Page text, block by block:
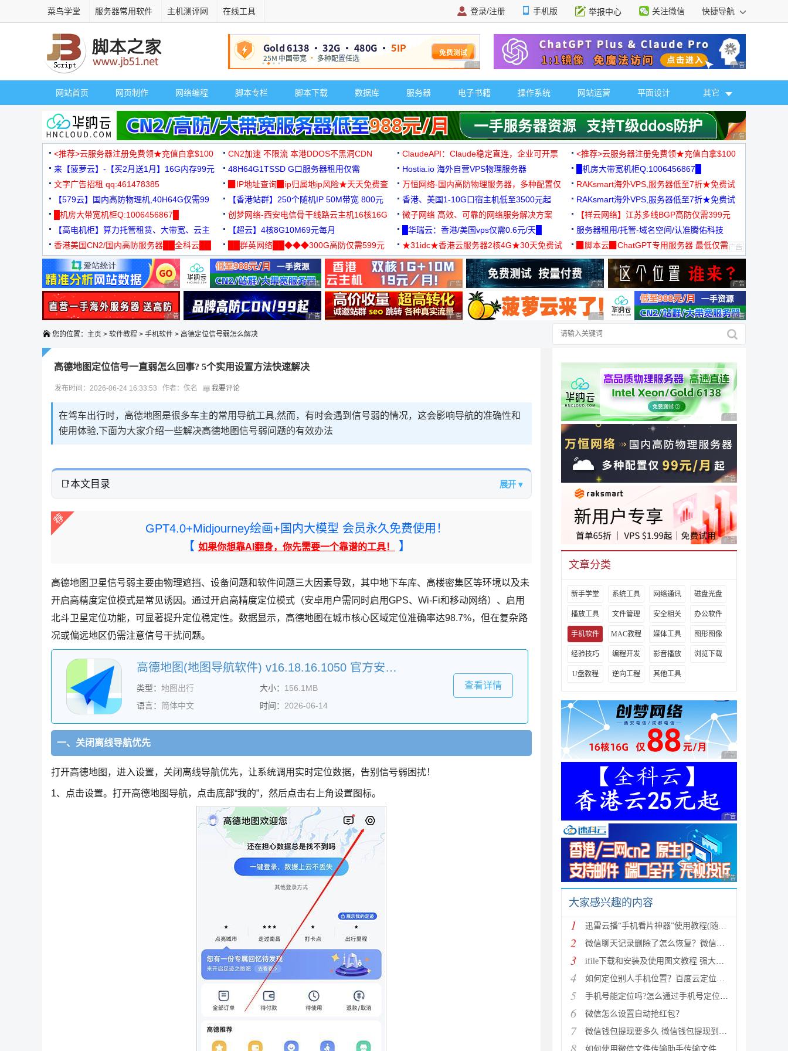
菜鸟学堂 服务器常用软件 主机测评网 在线工具 登录/注册 手机版 举报中心 关注微信 快捷导航
广告 商业广告，理性选择 广告 商业广告，理
网站首页 网页制作 网络编程 脚本专栏 脚本下载 数据库 服务器 电子书籍 操作系统 网站运营 平面设计 其它
广告 商业广告，理
<推荐>云服务器注册免费领★充值白拿$100 CN2加速 不限流 本港DDOS不黑洞CDN ClaudeAPI：Claude稳定直连，企业可开票
<推荐>云服务器注册免费领★充值白拿$100
来【菠萝云】-【买2月送1月】16G内存99元
48H64G1TSSD G口服务器租用仅需
3000+可免费测试
Hostia.io 海外自营VPS物理服务器
█机房大带宽机柜Q:1006456867█
文字广告招租 qq:461478385
▉IP地址查询▉ip归属地ip风险★天天免费查
万恒网络-国内高防物理服务器，多种配置仅
99元/月起
RAKsmart海外VPS,服务器低至7折★免费试
用★
【579云】国内高防物理机,40H64G仅需99
元
【香港站群】250个随机IP 50M带宽 800元 香港、美国1-10G口宿主机低至3500元起
RAKsmart海外VPS,服务器低至7折★免费试
用★
█机房大带宽机柜Q:1006456867█
创梦网络-西安电信骨干线路云主机16核16G
88元/月
微子网络 高效、可靠的网络服务解决方案
【祥云网络】江苏多线BGP高防仅需399元
【高电机柜】算力托管租赁、大带宽、云主
机
【超云】4核8G10M69元每月 █华瑞云：香港/美国vps仅需0.6元/天█
服务器租用/托管-域名空间/认准腾佑科技
香港美国CN2/国内高防服务器██全科云██
██群英网络██◆◆◆300G高防仅需599元
◆◆◆
★31idc★香港云服务器2核4G★30天免费试
用◆
▉脚本云▉ChatGPT专用服务器 最低仅需
19元/月
广告 商业广告，理性选择 广告 商业广告，理性选择 广告 商业广告，理性选择 广告 商业广告，理性选择 广告 商业广告，理
广告 商业广告，理性选择 广告 商业广告，理性选择 广告 商业广告，理性选择 广告 商业广告，理性选择 广告 商业广告，理
您的位置： 主页 > 软件教程 > 手机软件 > 高德定位信号弱怎么解决
高德地图定位信号一直弱怎么回事? 5个实用设置方法快速解决
发布时间：2026-06-24 16:33:53 作者：佚名 我要评论
在驾车出行时，高德地图是很多车主的常用导航工具,然而，有时会遇到信号弱的情况，这会影响导航的准确性和
使用体验,下面为大家介绍一些解决高德地图信号弱问题的有效办法
本文目录 展开 ▾
GPT4.0+Midjourney绘画+国内大模型 会员永久免费使用！
【 如果你想靠AI翻身，你先需要一个靠谱的工具！ 】
高德地图卫星信号弱主要由物理遮挡、设备问题和软件问题三大因素导致，其中地下车库、高楼密集区等环境以及未
开启高精度定位模式是常见诱因。通过开启高精度定位模式（安卓用户需同时启用GPS、Wi-Fi和移动网络）、启用
北斗卫星定位功能，可显著提升定位稳定性。数据显示，高德地图在城市核心区域定位准确率达98.7%，但在复杂路
况或偏远地区仍需注意信号干扰问题。
高德地图(地图导航软件) v16.18.16.1050 官方安卓版
类型： 地图出行 大小： 156.1MB
语言： 简体中文 时间： 2026-06-14
查看详情
一、关闭离线导航优先
打开高德地图，进入设置，关闭离线导航优先，让系统调用实时定位数据，告别信号弱困扰！
1、点击设置。打开高德地图导航，点击底部“我的”，然后点击右上角设置图标。
广告 商业广告，理性
广告 商业广告，理性
广告 商业广告，理性
文章分类
新手学堂 系统工具 网络通讯 磁盘光盘
播放工具 文件管理 安全相关 办公软件
手机软件 MAC教程 媒体工具 图形图像
经验技巧 编程开发 影音播放 浏览下载
U盘教程 逆向工程 其他工具
广告 商业广告，理性
广告 商业广告，理性
广告 商业广告，理性
大家感兴趣的内容
1 迅雷云播“手机看片神器”使用教程(随时随地秒速离线云播放)
2 微信聊天记录删除了怎么恢复？微信聊天记录恢复图文教程
3 ifile下载和安装及使用图文教程 强大的iPhone文件管理器
4 如何定位别人手机位置？百度云定位手机使用方法介绍（安卓、苹果）
5 手机号能定位吗?怎么通过手机号定位一个人位置?
6 微信怎么设置自动抢红包？
7 微信钱包提现要多久 微信钱包提现到账时间
如何使用微信文件传输助手传输文件具体步骤(图解)